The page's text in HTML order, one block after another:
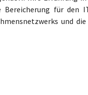
für den
und